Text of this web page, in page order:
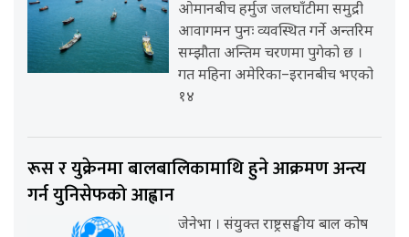
ओमानबीच हर्मुज जलघाँटीमा समुद्री
आवागमन पुनः व्यवस्थित गर्ने अन्तरिम
सम्झौता अन्तिम चरणमा पुगेको छ ।
गत महिना अमेरिका–इरानबीच भएको
१४
रूस र युक्रेनमा बालबालिकामाथि हुने आक्रमण अन्त्य
गर्न युनिसेफको आह्वान
जेनेभा । संयुक्त राष्ट्रसङ्घीय बाल कोष